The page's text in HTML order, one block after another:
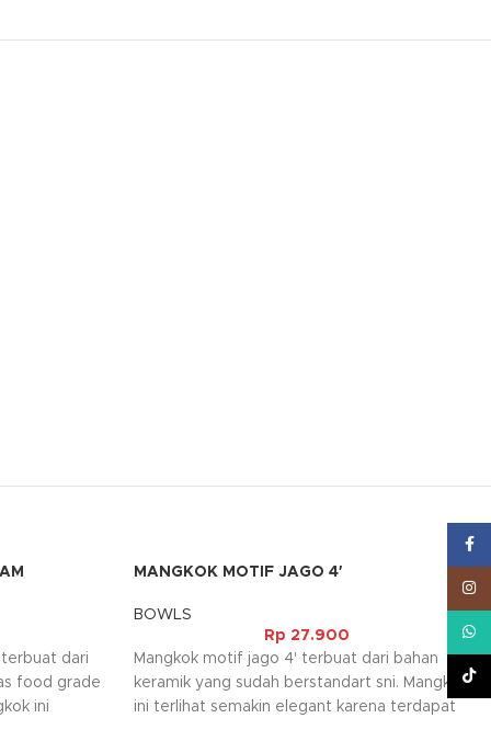
dari
food grade
ini
MANGKOK MOTIF JAGO 4′
BOWLS
Rp 27.900
Mangkok motif jago 4' terbuat dari bahan
keramik yang sudah berstandart sni. Mangkok
ini terlihat semakin elegant karena terdapat